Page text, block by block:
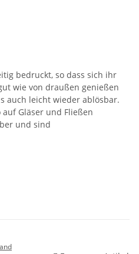
bedruckt, so dass sich ihr
wie von draußen genießen
auch leicht wieder ablösbar.
Gläser und Fließen
und sind